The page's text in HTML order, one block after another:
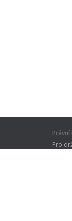
Pro